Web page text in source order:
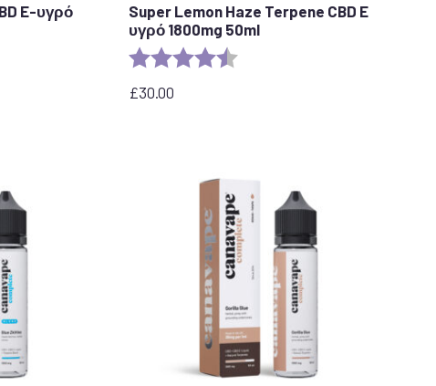
E-υγρό
Super Lemon Haze Terpene CBD E
υγρό 1800mg 50ml
Αξιολόγηση:
£30.00